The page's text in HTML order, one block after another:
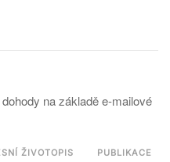
na základě e-mailové
ŽIVOTOPIS PUBLIKACE